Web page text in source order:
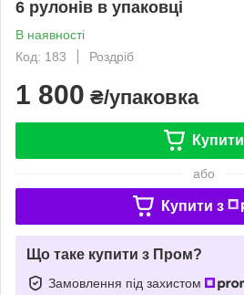
6 рулонів в упаковці
В наявності
Код: 183
Роздріб
1 800 ₴/упаковка
Купити
або
Купити з
Що таке купити з Пром?
Замовлення під захистом